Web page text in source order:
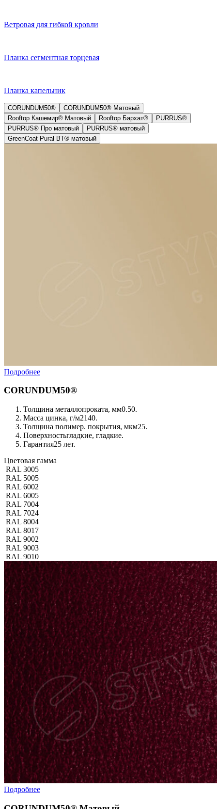
Ветровая для гибкой кровли
Планка сегментная торцевая
Планка капельник
CORUNDUM50®
CORUNDUM50® Матовый
Rooftop Кашемир® Матовый
Rooftop Бархат®
PURRUS®
PURRUS® Про матовый
PURRUS® матовый
GreenCoat Pural BT® матовый
Подробнее
CORUNDUM50®
Толщина металлопроката, мм0.50.
Масса цинка, г/м2140.
Толщина полимер. покрытия, мкм25.
Поверхностьгладкие, гладкие.
Гарантия25 лет.
Цветовая гамма
RAL 3005
RAL 5005
RAL 6002
RAL 6005
RAL 7004
RAL 7024
RAL 8004
RAL 8017
RAL 9002
RAL 9003
RAL 9010
Подробнее